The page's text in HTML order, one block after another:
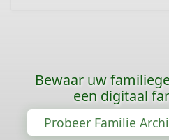
Bewaar uw
een digitaal
Probeer Familie